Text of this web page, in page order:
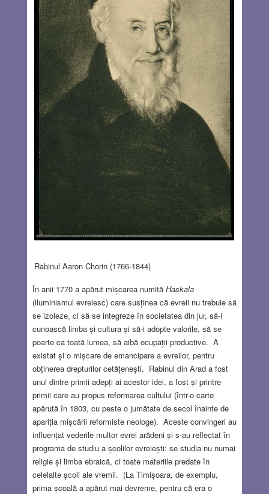
Rabinul Aaron Chorin (1766-1844)
În anii 1770 a apărut mișcarea numită Haskala
(iluminismul evreiesc) care susținea că evreii nu trebuie să
se izoleze, ci să se integreze în societatea din jur, să-i
cunoască limba și cultura și să-i adopte valorile, să se
poarte ca toată lumea, să aibă ocupații productive. A
existat și o mișcare de emancipare a evreilor, pentru
obținerea drepturilor cetățenești. Rabinul din Arad a fost
unul dintre primii adepți ai acestor idei, a fost și printre
primii care au propus reformarea cultului (într-o carte
apărută în 1803, cu peste o jumătate de secol înainte de
apariția mișcării reformiste neologe). Aceste convingeri au
influențat vederile multor evrei arădeni și s-au reflectat în
programa de studiu a școlilor evreiești: se studia nu numai
religie și limba ebraică, ci toate materiile predate în
celelalte școli ale vremii. (La Timișoara, de exemplu,
prima școală a apărut mai devreme, pentru că era o